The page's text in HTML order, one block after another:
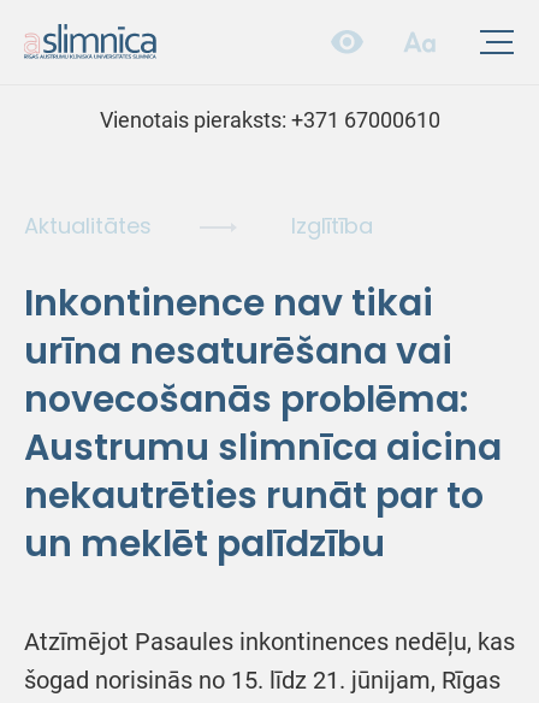
Vienotais pieraksts: +371 67000610
Aktualitātes Izglītība
Inkontinence nav tikai
urīna nesaturēšana vai
novecošanās problēma:
Austrumu slimnīca aicina
nekautrēties runāt par to
un meklēt palīdzību
Atzīmējot Pasaules inkontinences nedēļu, kas
šogad norisinās no 15. līdz 21. jūnijam, Rīgas